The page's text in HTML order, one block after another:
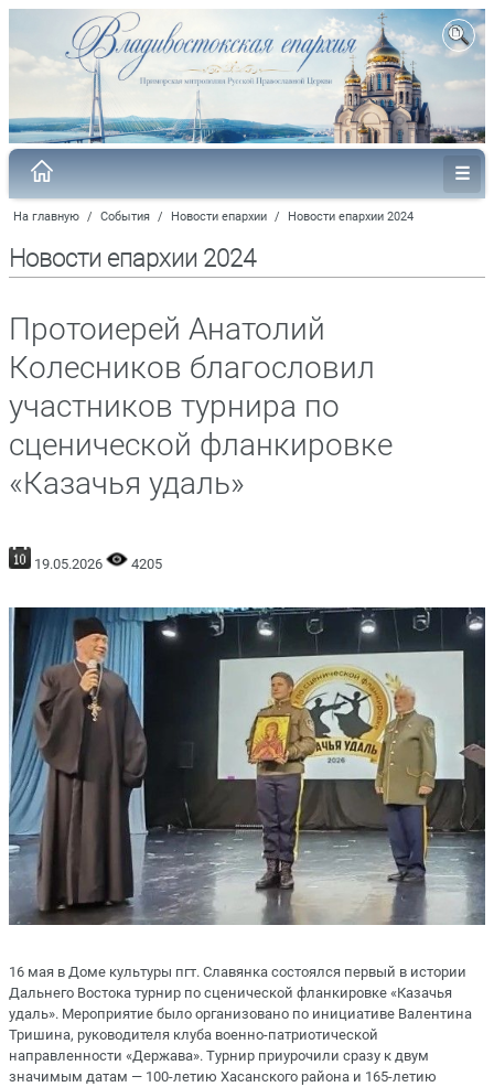
На главную / События / Новости епархии / Новости епархии 2024
Новости епархии 2024
Протоиерей Анатолий
Колесников благословил
участников турнира по
сценической фланкировке
«Казачья удаль»
19.05.2026 4205
16 мая в Доме культуры пгт. Славянка состоялся первый в истории
Дальнего Востока турнир по сценической фланкировке «Казачья
удаль». Мероприятие было организовано по инициативе Валентина
Тришина, руководителя клуба военно-патриотической
направленности «Держава». Турнир приурочили сразу к двум
значимым датам — 100-летию Хасанского района и 165-летию